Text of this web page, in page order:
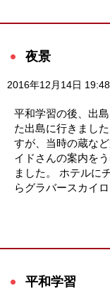
夜景
2016年12月14日 19:48
平和学習の後、出
た出島に行きまし
すが、当時の蔵な
イドさんの案内を
ました。 ホテルに
らグラバースカイ
平和学習